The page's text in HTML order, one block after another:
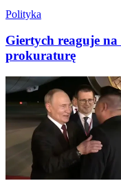
Polityka
Giertych reaguje
prokuraturę